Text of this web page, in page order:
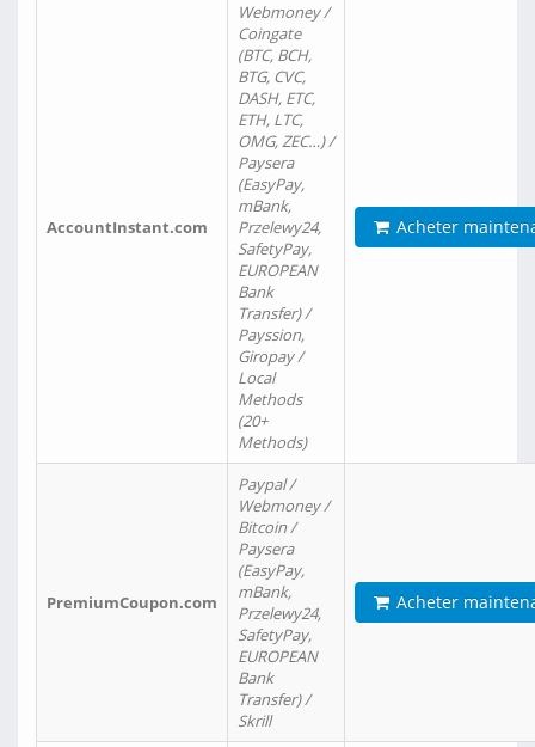
AccountInstant.com
Webmoney /
Coingate
(BTC, BCH,
BTG, CVC,
DASH, ETC,
ETH, LTC,
OMG, ZEC…) /
Paysera
(EasyPay,
mBank,
Przelewy24,
SafetyPay,
EUROPEAN
Bank
Transfer) /
Payssion,
Giropay /
Local
Methods
(20+
Methods)
Acheter
PremiumCoupon.com
Paypal /
Webmoney /
Bitcoin /
Paysera
(EasyPay,
mBank,
Przelewy24,
SafetyPay,
EUROPEAN
Bank
Transfer) /
Skrill
Acheter